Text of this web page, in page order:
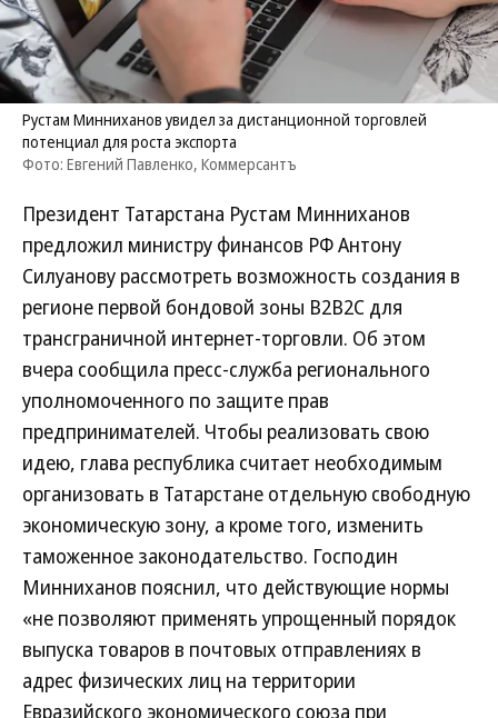
Рустам Минниханов увидел за дистанционной торговлей
потенциал для роста экспорта
Фото: Евгений Павленко, Коммерсантъ
Президент Татарстана Рустам Минниханов
предложил министру финансов РФ Антону
Силуанову рассмотреть возможность создания в
регионе первой бондовой зоны B2B2C для
трансграничной интернет-торговли. Об этом
вчера сообщила пресс-служба регионального
уполномоченного по защите прав
предпринимателей. Чтобы реализовать свою
идею, глава республика считает необходимым
организовать в Татарстане отдельную свободную
экономическую зону, а кроме того, изменить
таможенное законодательство. Господин
Минниханов пояснил, что действующие нормы
«не позволяют применять упрощенный порядок
выпуска товаров в почтовых отправлениях в
адрес физических лиц на территории
Евразийского экономического союза при